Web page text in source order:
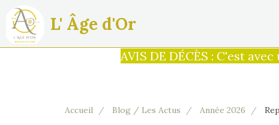
AVIS DE DÉCÈS : C'est avec
L' Âge d'Or
Accueil Blog / Les Actus Année 2026